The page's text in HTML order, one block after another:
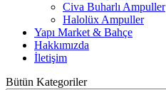
Civa Buharlı Ampuller
Halolüx Ampuller
Yapı Market & Bahçe
Hakkımızda
İletişim
Bütün Kategoriler